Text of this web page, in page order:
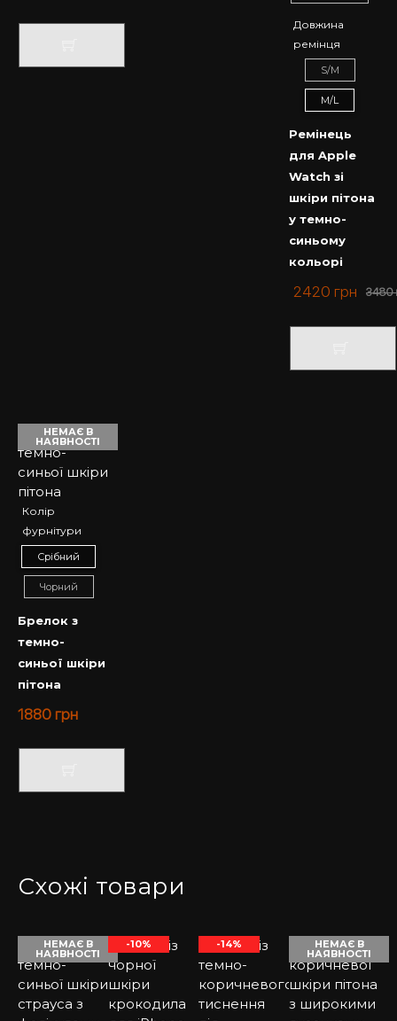
Довжина
ремінця
S/M
M/L
Ремінець
для Apple
Watch зі
шкіри пітона
у темно-
синьому
кольорі
3480
2420 грн
Колір
фурнітури
Срібний
Чорний
НЕМАЄ В
НАЯВНОСТІ
Брелок з
темно-
синьої шкіри
пітона
1880 грн
Схожі товари
НЕМАЄ В
НАЯВНОСТІ
-10% -14% НЕМАЄ В
НАЯВНОСТІ